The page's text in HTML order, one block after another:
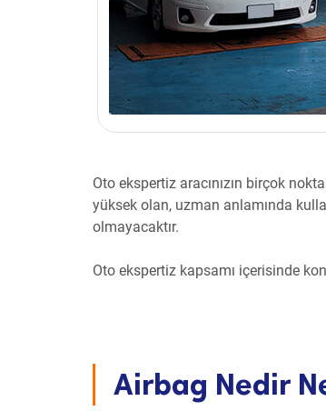
Oto ekspertiz aracınızın birçok
yüksek olan, uzman anlamında
olmayacaktır.
Oto ekspertiz kapsamı içerisinde
Airbag Nedir